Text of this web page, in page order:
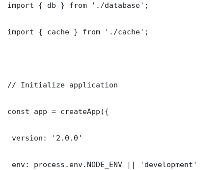
import { db } from './database';
import { cache } from './cache';
// Initialize application
const app = createApp({
version: '2.0.0'
env: process.env.NODE_ENV || 'development'